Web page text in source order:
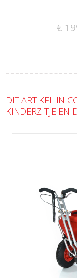
€
DIT ARTIKEL IN
KINDERZITJE EN